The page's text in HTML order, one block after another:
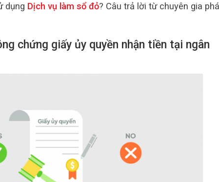
dụng Dịch vụ làm sổ đỏ? Câu trả lời từ chuyên gia
chứng giấy ủy quyền nhận tiền tại ngân